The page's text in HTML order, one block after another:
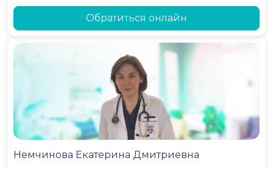
Обратиться онлайн
Немчинова Екатерина Дмитриевна